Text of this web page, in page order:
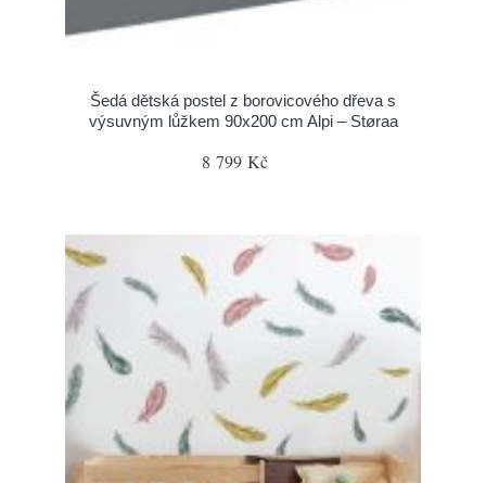
Šedá dětská postel z borovicového dřeva s
výsuvným lůžkem 90x200 cm Alpi – Støraa
8 799 Kč